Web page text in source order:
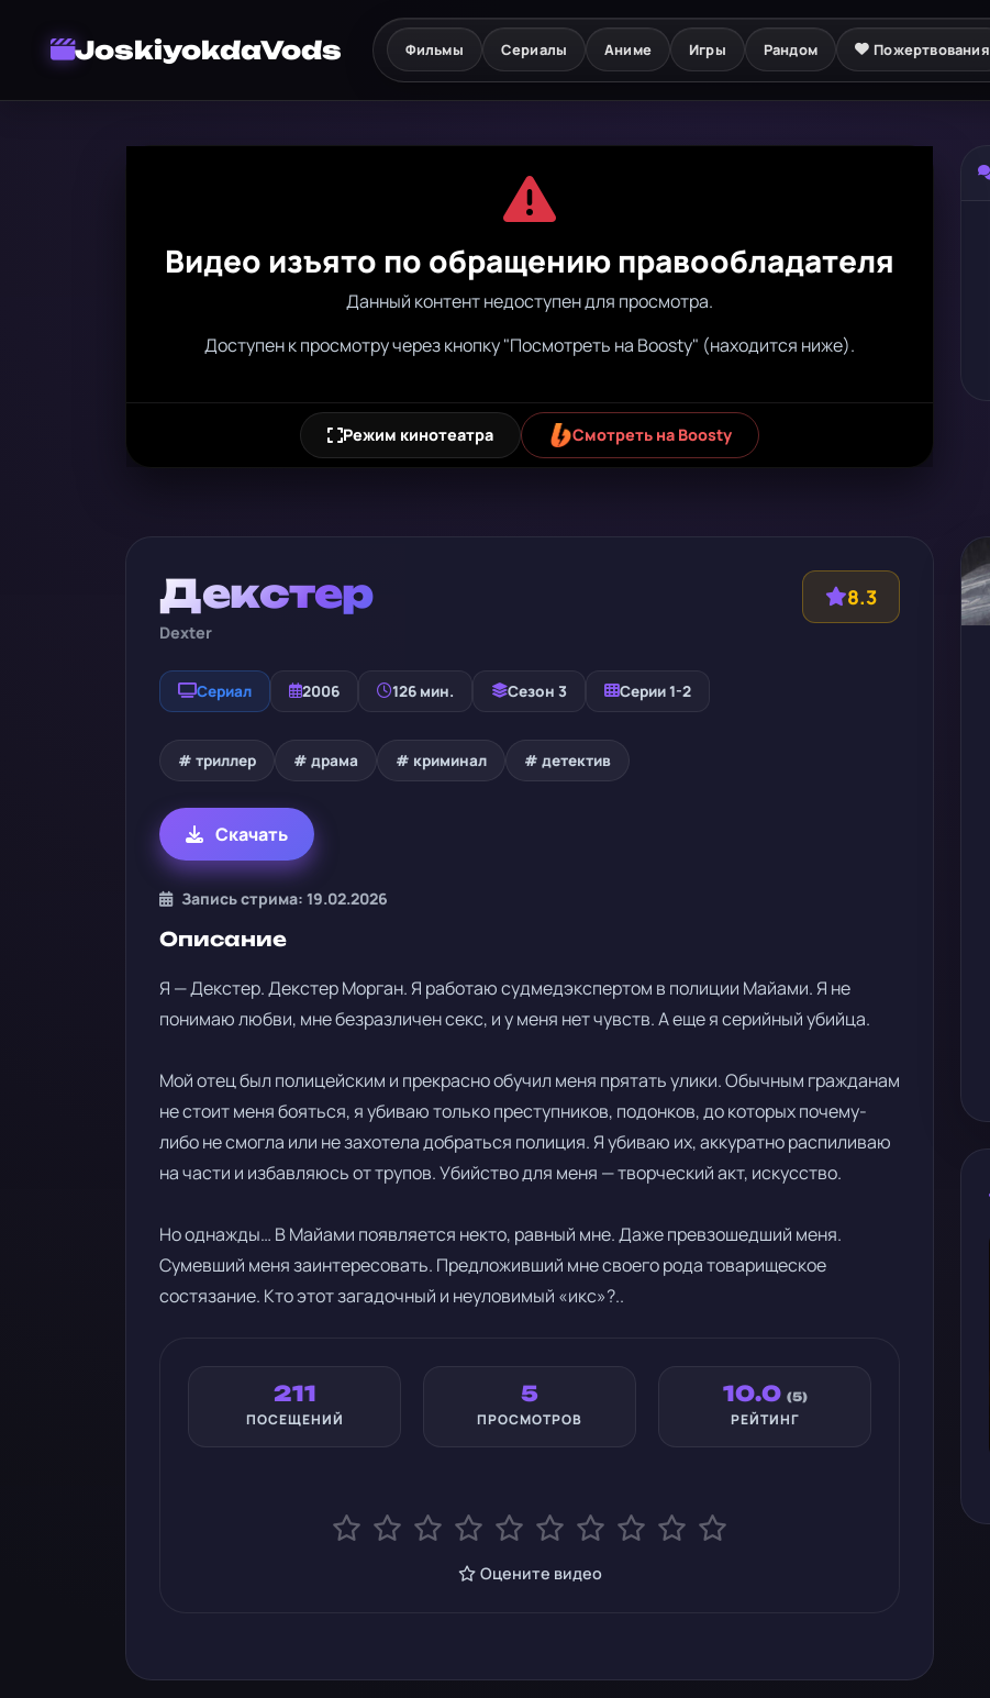
JoskiyokdaVods Фильмы Сериалы Аниме Игры Рандом Пожертвования
Видео изъято по обращению правообладателя
Данный контент недоступен для просмотра.
Доступен к просмотру через кнопку "Посмотреть на Boosty" (находится ниже).
Режим кинотеатра Смотреть на Boosty
Декстер
Dexter
8.3
Сериал 2006 126 мин. Сезон 3 Серии 1-2
# триллер # драма # криминал # детектив
Скачать
Запись стрима: 19.02.2026
Описание
Я — Декстер. Декстер Морган. Я работаю судмедэкспертом в полиции Майами. Я не
понимаю любви, мне безразличен секс, и у меня нет чувств. А еще я серийный убийца.
Мой отец был полицейским и прекрасно обучил меня прятать улики. Обычным гражданам
не стоит меня бояться, я убиваю только преступников, подонков, до которых почему-
либо не смогла или не захотела добраться полиция. Я убиваю их, аккуратно распиливаю
на части и избавляюсь от трупов. Убийство для меня — творческий акт, искусство.
Но однажды… В Майами появляется некто, равный мне. Даже превзошедший меня.
Сумевший меня заинтересовать. Предложивший мне своего рода товарищеское
состязание. Кто этот загадочный и неуловимый «икс»?..
211
ПОСЕЩЕНИЙ
5
ПРОСМОТРОВ
10.0 (5)
РЕЙТИНГ
Оцените видео